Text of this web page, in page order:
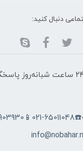
دنبال کنید:
هفت روز هفته ، ۲۴ ساعت